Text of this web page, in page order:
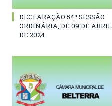
DECLARAÇÃO 54ª SESSÃO
ORDINÁRIA, DE 09 DE ABRIL
DE 2024